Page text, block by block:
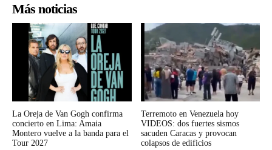
Más noticias
La Oreja de Van Gogh confirma
concierto en Lima: Amaia
Montero vuelve a la banda para el
Tour 2027
Terremoto en Venezuela hoy
VIDEOS: dos fuertes sismos
sacuden Caracas y provocan
colapsos de edificios